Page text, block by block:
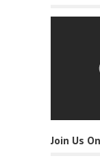
Join Us